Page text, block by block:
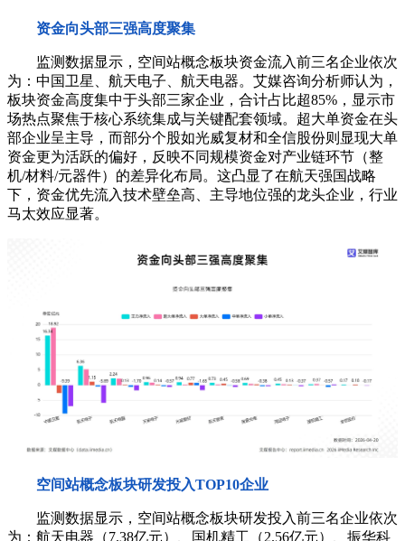
资金向头部三强高度聚集
监测数据显示，空间站概念板块资金流入前三名企业依次
为：中国卫星、航天电子、航天电器。艾媒咨询分析师认为，
板块资金高度集中于头部三家企业，合计占比超85%，显示市
场热点聚焦于核心系统集成与关键配套领域。超大单资金在头
部企业呈主导，而部分个股如光威复材和全信股份则显现大单
资金更为活跃的偏好，反映不同规模资金对产业链环节（整
机/材料/元器件）的差异化布局。这凸显了在航天强国战略
下，资金优先流入技术壁垒高、主导地位强的龙头企业，行业
马太效应显著。
空间站概念板块研发投入TOP10企业
监测数据显示，空间站概念板块研发投入前三名企业依次
为：航天电器（7.38亿元）、国机精工（2.56亿元）、振华科